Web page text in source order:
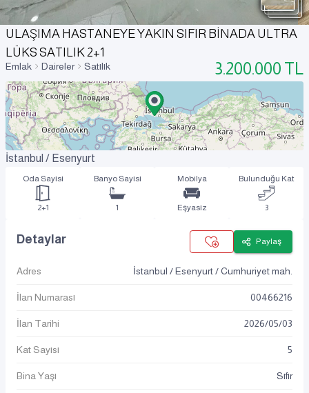
ULAŞIMA HASTANEYE YAKIN SIFIR BİNADA ULTRA
LÜKS SATILIK 2+1
Emlak Daireler Satılık 3.200.000 TL
İstanbul / Esenyurt
Oda Sayısı
2+1
Banyo Sayısı
1
Mobilya
Eşyasız
Bulunduğu Kat
3
Detaylar Paylaş
Adres İstanbul / Esenyurt / Cumhuriyet mah.
İlan Numarası 00466216
İlan Tarihi 2026/05/03
Kat Sayısı 5
Bina Yaşı Sıfır